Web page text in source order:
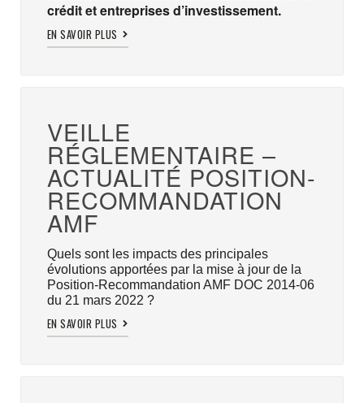
crédit et entreprises d’investissement.
EN SAVOIR PLUS
VEILLE
RÉGLEMENTAIRE –
ACTUALITÉ POSITION-
RECOMMANDATION
AMF
Quels sont les impacts des principales
évolutions apportées par la mise à jour de la
Position-Recommandation AMF DOC 2014-06
du 21 mars 2022 ?
EN SAVOIR PLUS